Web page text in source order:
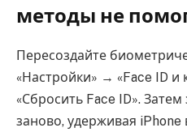
методы не
Пересоздайте
«Настройки» → «Face ID и
«Сбросить Face ID».
заново, удерживая